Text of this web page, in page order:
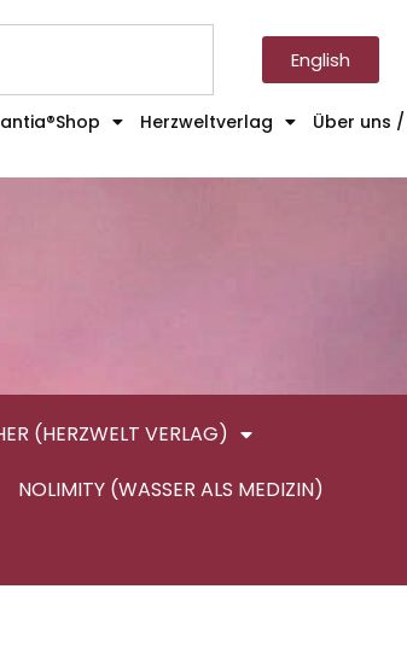
English
Herzweltverlag
Über uns
(HERZWELT VERLAG)
NOLIMITY (WASSER ALS MEDIZIN)